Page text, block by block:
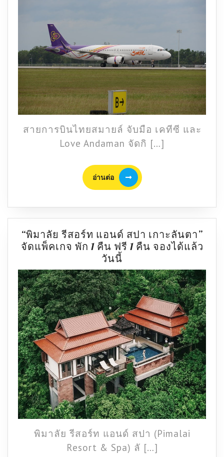
เค
ทีซี
และ
Love
Andaman
จัด
กิจกรรม
Fam
เมือง
ตรัง
สายการบินไทยสมายล์ จับมือ เคทีซี และ
Love Andaman จัดกิ […]
อ่านต่อ
อ่าน
ต่อ
“พิมาลัย รีสอร์ท แอนด์ สปา เกาะลันตา”
จัดแพ็คเกจ พัก 1 คืน ฟรี 1 คืน จองได้แล้ว
วันนี้
มาลัย
รีสอร์ท
แอนด์
สปา
เกาะลันตา”
จัด
แพ็คเกจ
พัก
1
คืน
ฟรี
1
คืน
จอง
ได้
แล้ว
พิมาลัย รีสอร์ท แอนด์ สปา (Pimalai
Resort & Spa) ลั […]